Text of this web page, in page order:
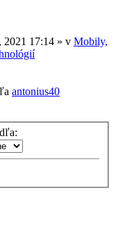
2021 17:14 » v Mobily,
antonius40